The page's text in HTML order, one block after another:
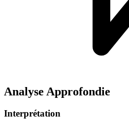
Analyse Approfondie
Interprétation